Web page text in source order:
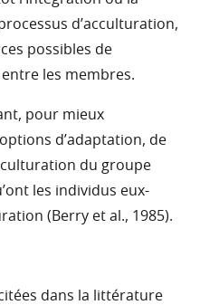
d’acculturation,
possibles de
les membres.
pour mieux
d’adaptation, de
du groupe
les individus eux-
(Berry et al., 1985).
dans la littérature